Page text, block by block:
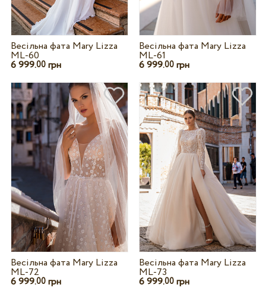
Весільна фата Mary Lizza
ML-60
6 999.00грн
Весільна фата Mary Lizza
ML-61
6 999.00 грн
Весільна фата Mary Lizza
ML-72
6 999.00грн
Весільна фата Mary Lizza
ML-73
6 999.00 грн